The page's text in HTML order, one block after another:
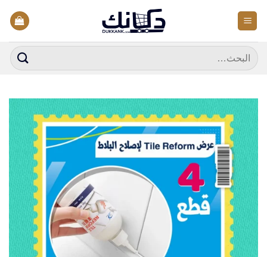
للمحتوى
البحث
عن: